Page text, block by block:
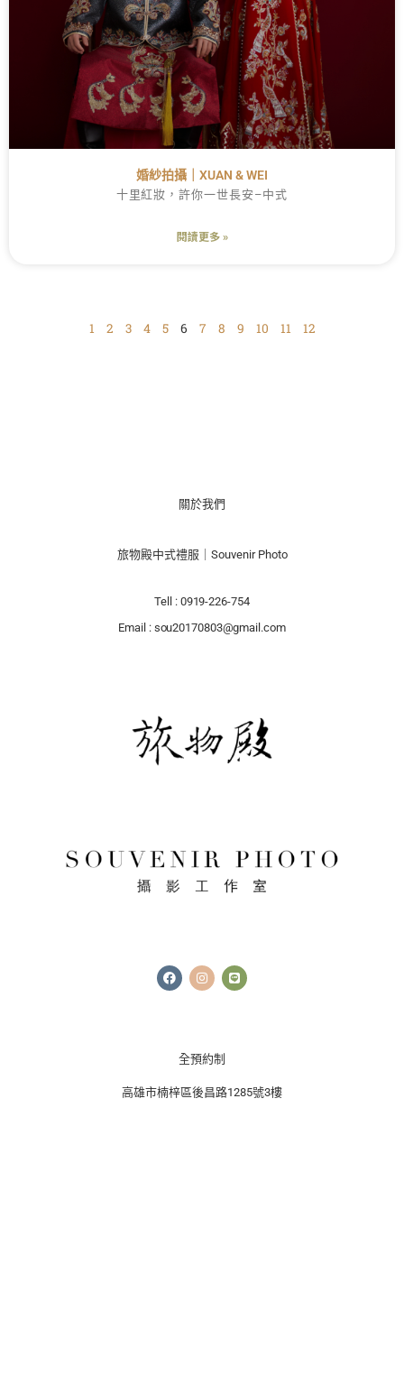
婚紗拍攝｜XUAN & WEI
十里紅妝，許你一世長安–中式
閱讀更多 »
1 2 3 4 5 6 7 8 9 10 11 12
關於我們
旅物殿中式禮服｜Souvenir Photo
Tell : 0919-226-754
Email : sou20170803@gmail.com
F
a
c
I
n
s
a
L
i
n
全預約制
高雄市楠梓區後昌路1285號3樓